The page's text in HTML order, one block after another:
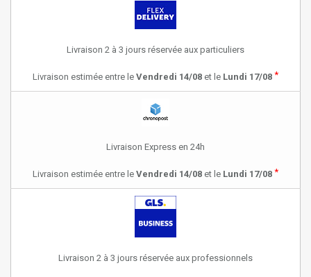
Livraison 2 à 3 jours réservée aux particuliers
Livraison estimée entre le Vendredi 14/08 et le Lundi 17/08 *
Livraison Express en 24h
Livraison estimée entre le Vendredi 14/08 et le Lundi 17/08 *
Livraison 2 à 3 jours réservée aux professionnels